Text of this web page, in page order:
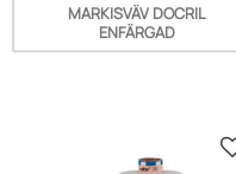
MARKISVÄV DOCRIL
ENFÄRGAD